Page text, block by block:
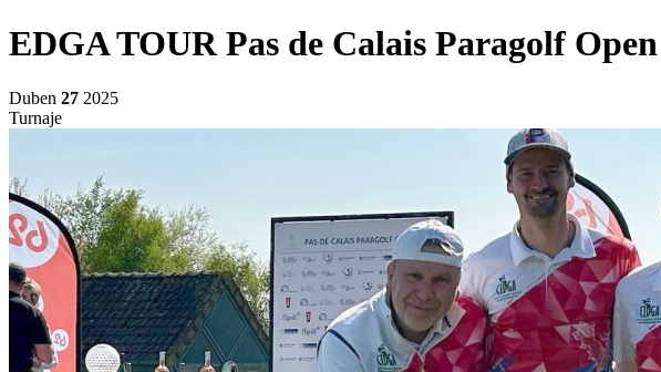
EDGA TOUR Pas de Calais Paragolf
Duben 27 2025
Turnaje